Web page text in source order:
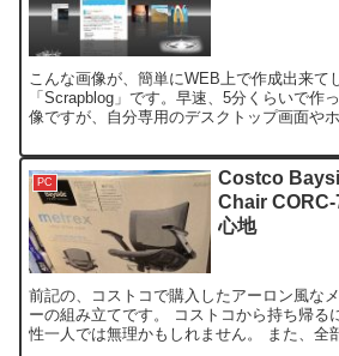
こんな画像が、簡単にWEB上で作成出来て
「Scrapblog」です。早速、5分くらいで作
像ですが、自分専用のデスクトップ画面や
PC
Costco
Chair CORC-
心地
前記の、コストコで購入したアーロン風な
ーの組み立てです。 コストコから持ち帰る
性一人では無理かもしれません。 また、全